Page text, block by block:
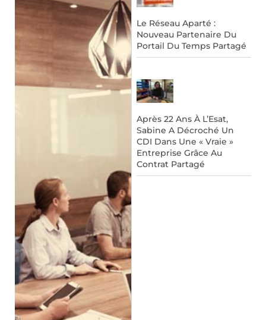
Le Réseau Aparté :
Nouveau Partenaire Du
Portail Du Temps Partagé
Après 22 Ans À L’Esat,
Sabine A Décroché Un
CDI Dans Une « Vraie »
Entreprise Grâce Au
Contrat Partagé